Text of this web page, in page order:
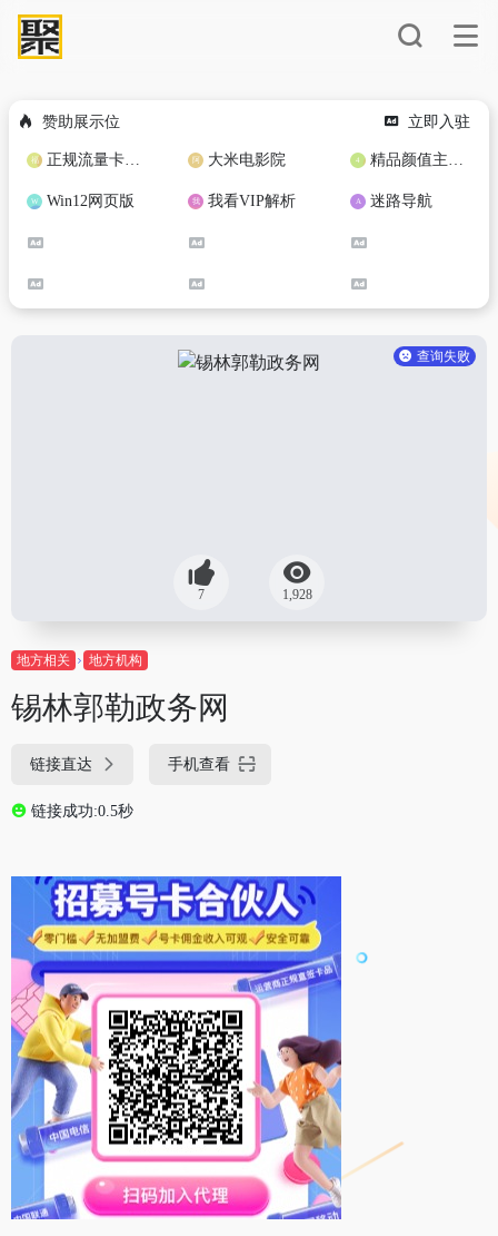
赞助展示位 立即入驻
正规流量卡免费加盟合作 大米电影院 精品颜值主播定制
Win12网页版 我看VIP解析 迷路导航
查询失败
7 1,928
地方相关 地方机构
锡林郭勒政务网
链接直达 手机查看
链接成功:0.5秒